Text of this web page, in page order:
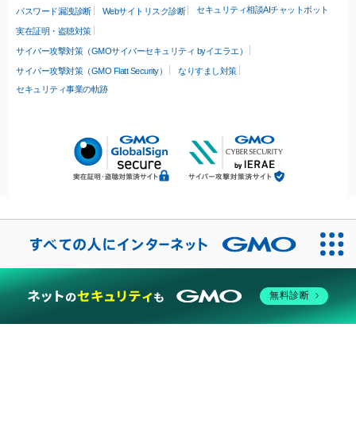
パスワード漏洩診断 Webサイトリスク診断 セキュリティ相談AIチャットボット
実在証明・盗聴対策
サイバー攻撃対策（GMOサイバーセキュリティ byイエラエ）
サイバー攻撃対策（GMO Flatt Security）
なりすまし対策
セキュリティ事業の軌跡
無料診断